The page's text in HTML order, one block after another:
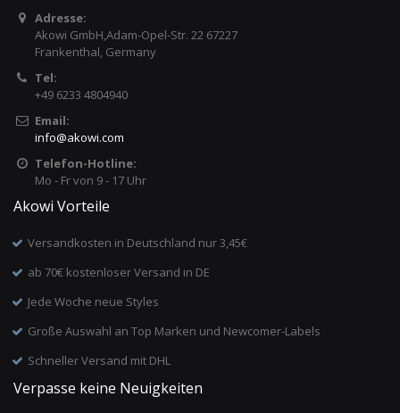
Adresse:
Akowi GmbH,Adam-Opel-Str. 22 67227
Frankenthal, Germany
Tel:
+49 6233 4804940
Email:
info@akowi.com
Telefon-Hotline:
Mo - Fr von 9 - 17 Uhr
Akowi Vorteile
Versandkosten in Deutschland nur 3,45€
ab 70€ kostenloser Versand in DE
Jede Woche neue Styles
Große Auswahl an Top Marken und Newcomer-Labels
Schneller Versand mit DHL
Verpasse keine Neuigkeiten